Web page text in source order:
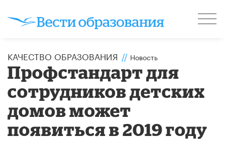
КАЧЕСТВО ОБРАЗОВАНИЯ // Новость
Профстандарт для
сотрудников детских
домов может
появиться в 2019 году